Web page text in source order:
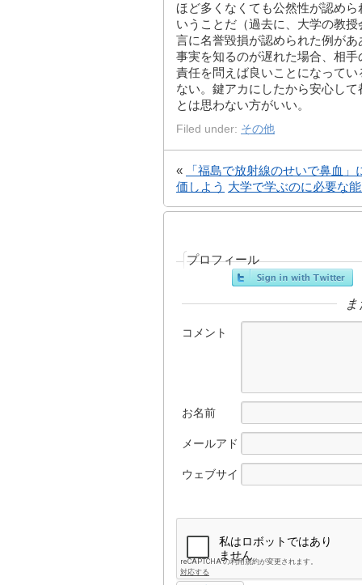
ほど多くなくても公然性が認め
いうことだ（過去に、大学の教
言に名誉毀損が認められた例が
事実を知るのが遅れた場合、相
責任を問えば良いことになって
ない。鍵アカにしたから安心し
とは思わない方がいい。
Filed under: その他
«
「福島で放射線のせいで鼻血
価しよう 大学で学ぶのに必要な
プロフィール
コメント
お名前
メールアド
ウェブサイ